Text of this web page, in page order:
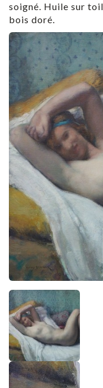
soigné. Huile sur
bois doré.